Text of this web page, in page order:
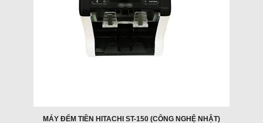
MÁY ĐẾM TIỀN HITACHI ST-150 (CÔNG NGHỆ NHẬT)